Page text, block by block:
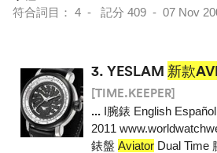
符合詞目： 4 - 記分 409 - 07 Nov
3. YESLAM 新款
[TIME.KEEPER]
... I腕錶 English
2011
錶盤 Aviator Dual Time